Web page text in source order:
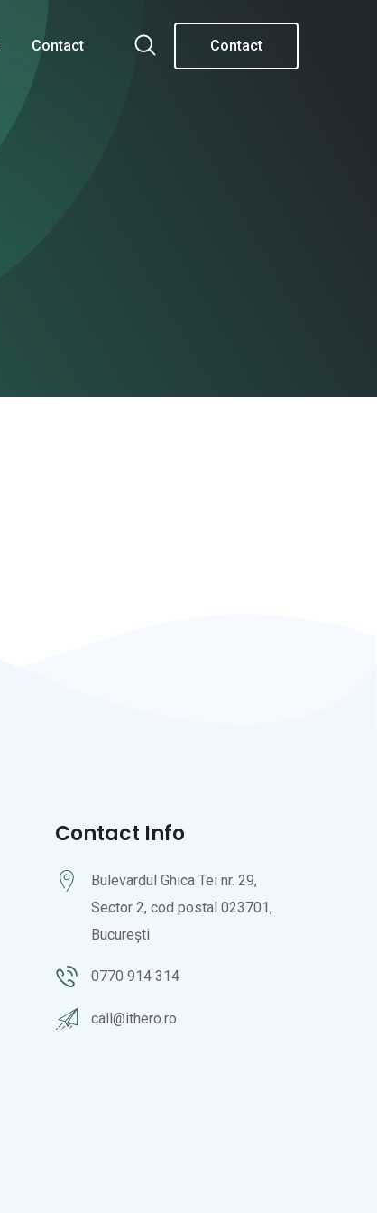
Contact Contact
Contact Info
Bulevardul Ghica Tei nr. 29,
Sector 2, cod postal 023701,
București
0770 914 314
call@ithero.ro